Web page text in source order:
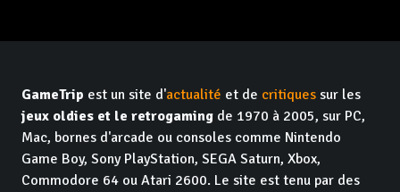
GameTrip est un site d'actualité et de critiques sur les
jeux oldies et le retrogaming de 1970 à 2005, sur PC,
Mac, bornes d'arcade ou consoles comme Nintendo
Game Boy, Sony PlayStation, SEGA Saturn, Xbox,
Commodore 64 ou Atari 2600. Le site est tenu par des